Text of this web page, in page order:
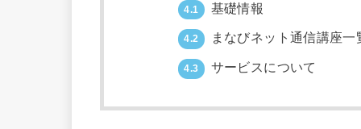
4.1 基礎情報
4.2 まなびネット通信講座一
4.3 サービスについて